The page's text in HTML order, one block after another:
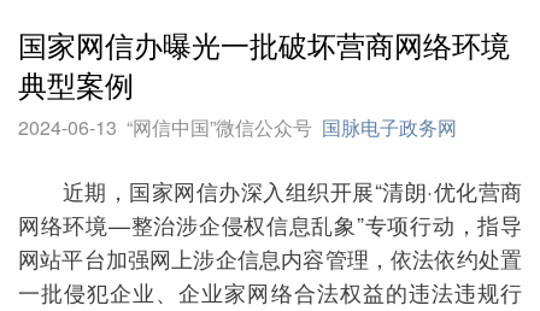
国家网信办曝光一批破坏营商网络环境
典型案例
2024-06-13 “网信中国”微信公众号 国脉电子政务网
近期，国家网信办深入组织开展“清朗·优化营商
网络环境—整治涉企侵权信息乱象”专项行动，指导
网站平台加强网上涉企信息内容管理，依法依约处置
一批侵犯企业、企业家网络合法权益的违法违规行